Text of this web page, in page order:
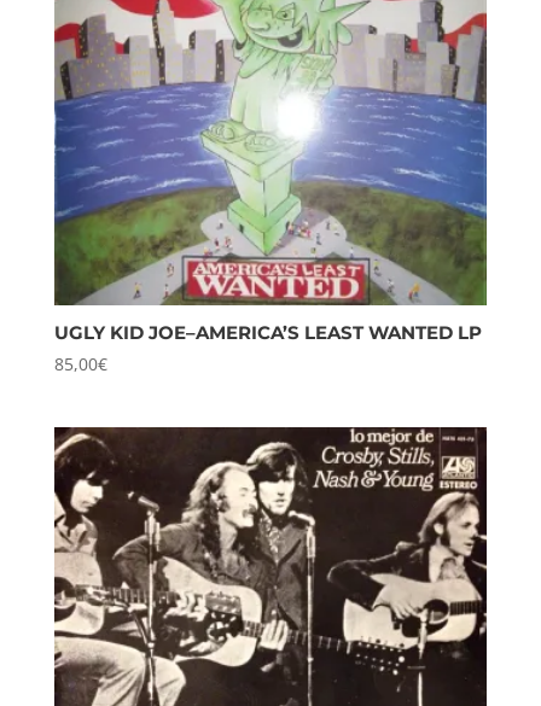
UGLY KID JOE–AMERICA’S LEAST WANTED LP
85,00€